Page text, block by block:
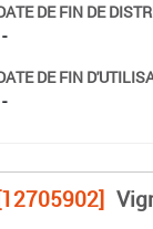
DE FIN DE
-
DE FIN
-